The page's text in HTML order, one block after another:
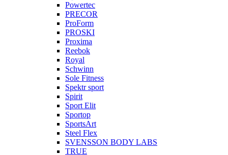
Powertec
PRECOR
ProForm
PROSKI
Proxima
Reebok
Royal
Schwinn
Sole Fitness
Spektr sport
Spirit
Sport Elit
Sportop
SportsArt
Steel Flex
SVENSSON BODY LABS
TRUE